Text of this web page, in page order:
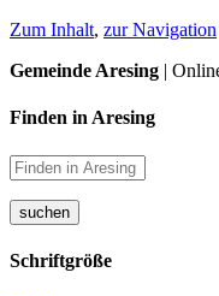
Zum Inhalt, zur Navigation
Gemeinde Aresing |
Finden in Aresing
suchen
Schriftgröße